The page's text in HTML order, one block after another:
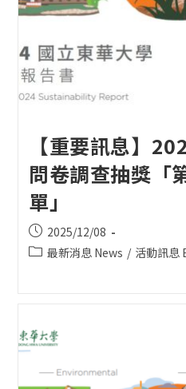
【重要訊息】
問卷調查抽獎「
單」
Post
published:
2025/12/08
Post最新消息 News / 活動訊